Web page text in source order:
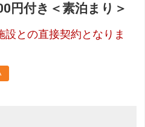
円付き＜素泊まり＞
設との直接契約となりま